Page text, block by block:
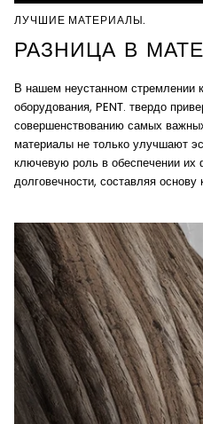
ЛУЧШИЕ МАТЕРИАЛЫ.
РАЗНИЦА В
В нашем неустанном стремлении
оборудования, PENT. твердо
совершенствованию самых
материалы не только улучшают
ключевую роль в обеспечении их
долговечности, составляя основу